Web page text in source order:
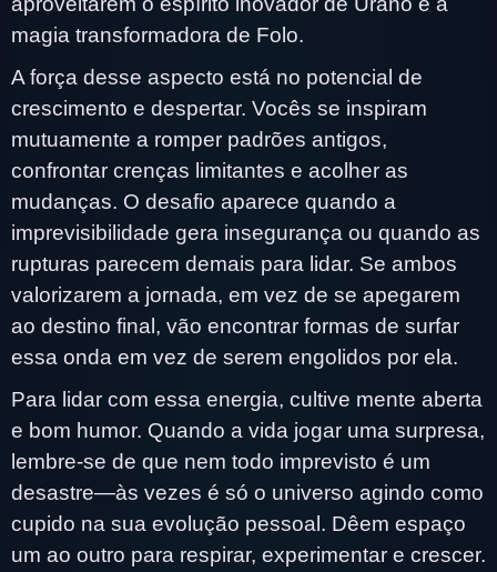
magia transformadora de Folo.
A força desse aspecto está no potencial de
crescimento e despertar. Vocês se inspiram
mutuamente a romper padrões antigos,
confrontar crenças limitantes e acolher as
mudanças. O desafio aparece quando a
imprevisibilidade gera insegurança ou quando as
rupturas parecem demais para lidar. Se ambos
valorizarem a jornada, em vez de se apegarem
ao destino final, vão encontrar formas de surfar
essa onda em vez de serem engolidos por ela.
Para lidar com essa energia, cultive mente aberta
e bom humor. Quando a vida jogar uma surpresa,
lembre-se de que nem todo imprevisto é um
desastre—às vezes é só o universo agindo como
cupido na sua evolução pessoal. Dêem espaço
um ao outro para respirar, experimentar e crescer.